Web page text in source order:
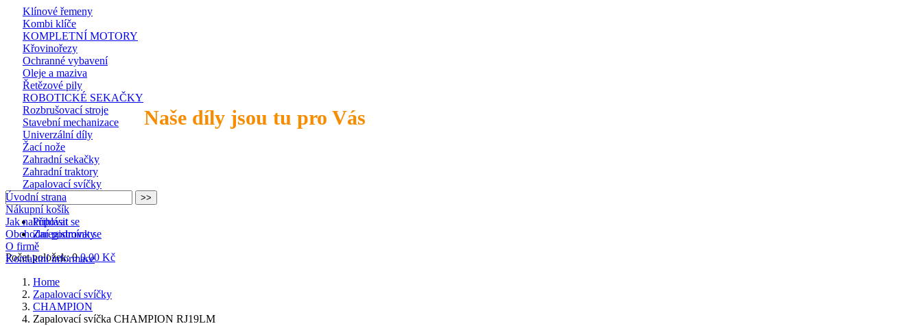
Naše díly jsou tu pro Vás
Klínové řemeny
Kombi klíče
KOMPLETNÍ MOTORY
Křovinořezy
Ochranné vybavení
Oleje a maziva
Řetězové pily
ROBOTICKÉ SEKAČKY
Rozbrušovací stroje
Stavební mechanizace
Univerzální díly
Žací nože
Zahradní sekačky
Zahradní traktory
Zapalovací svíčky
Přihlásit se
Zaregistrovat se
Počet položek: 0 0,00 Kč
Úvodní strana
Nákupní košík
Jak nakupovat
Obchodní podmínky
O firmě
Kontaktní informace
Home
Zapalovací svíčky
CHAMPION
Zapalovací svíčka CHAMPION RJ19LM